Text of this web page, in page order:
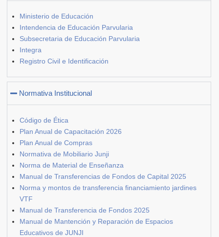
Ministerio de Educación
Intendencia de Educación Parvularia
Subsecretaria de Educación Parvularia
Integra
Registro Civil e Identificación
Normativa Institucional
Código de Ética
Plan Anual de Capacitación 2026
Plan Anual de Compras
Normativa de Mobiliario Junji
Norma de Material de Enseñanza
Manual de Transferencias de Fondos de Capital 2025
Norma y montos de transferencia financiamiento jardines
VTF
Manual de Transferencia de Fondos 2025
Manual de Mantención y Reparación de Espacios
Educativos de JUNJI